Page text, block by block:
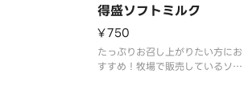
がさらに高まります。
得盛ソフトミルク
¥750
たっぷりお召し上がりたい方にお
すすめ！牧場で販売しているソフ